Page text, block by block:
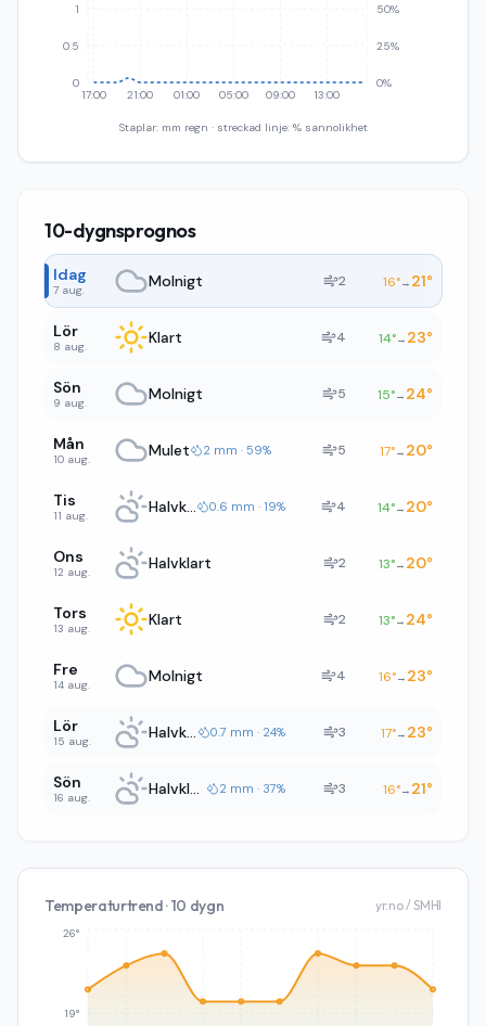
17:00 21:00 01:00 05:00 09:00 13:00
0
0.5
1
0%
25%
50%
Staplar: mm regn · streckad linje: % sannolikhet
10-dygnsprognos
Idag
7 aug. Molnigt 2 16°→ 21°
Lör
8 aug. Klart 4 14°→ 23°
Sön
9 aug. Molnigt 5 15°→ 24°
Mån
10 aug. Mulet 2 mm · 59% 5 17°→ 20°
Tis
11 aug. Halvklart 0.6 mm · 19% 4 14°→ 20°
Ons
12 aug. Halvklart 2 13°→ 20°
Tors
13 aug. Klart 2 13°→ 24°
Fre
14 aug. Molnigt 4 16°→ 23°
Lör
15 aug. Halvklart 0.7 mm · 24% 3 17°→ 23°
Sön
16 aug. Halvklart 2 mm · 37% 3 16°→ 21°
Temperaturtrend · 10 dygn yr.no / SMHI
19°
26°